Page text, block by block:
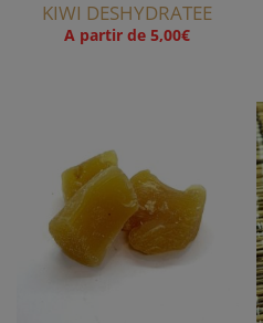
KIWI DESHYDRATEE
A partir de5,00€